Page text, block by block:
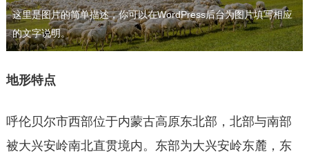
这里是图片的简单描述，你可以在WordPress后台为图片填写相应
的文字说明。
地形特点
呼伦贝尔市西部位于内蒙古高原东北部，北部与南部
被大兴安岭南北直贯境内。东部为大兴安岭东麓，东